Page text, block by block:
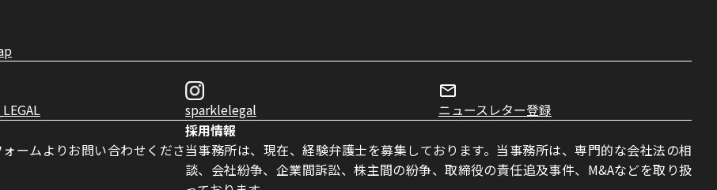
sparklelegal
ニュースレター登録
ームよりお問い合わせくださ
採用情報
当事務所は、現在、経験弁護士を募集しております。当事務所は、専門的な会社法の相
談、会社紛争、企業間訴訟、株主間の紛争、取締役の責任追及事件、M&Aなどを取り扱